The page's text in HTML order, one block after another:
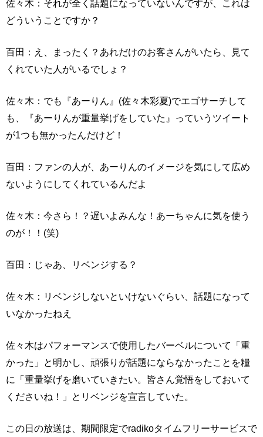
佐々木：それが全く話題になっていないんですが、これは
どういうことですか？
百田：え、まったく？あれだけのお客さんがいたら、見て
くれていた人がいるでしょ？
佐々木：でも『あーりん』(佐々木彩夏)でエゴサーチして
も、『あーりんが重量挙げをしていた』っていうツイート
が1つも無かったんだけど！
百田：ファンの人が、あーりんのイメージを気にして広め
ないようにしてくれているんだよ
佐々木：今さら！？遅いよみんな！あーちゃんに気を使う
のが！！(笑)
百田：じゃあ、リベンジする？
佐々木：リベンジしないといけないぐらい、話題になって
いなかったねえ
佐々木はパフォーマンスで使用したバーベルについて「重
かった」と明かし、頑張りが話題にならなかったことを糧
に「重量挙げを磨いていきたい。皆さん覚悟をしておいて
くださいね！」とリベンジを宣言していた。
この日の放送は、期間限定でradikoタイムフリーサービスで